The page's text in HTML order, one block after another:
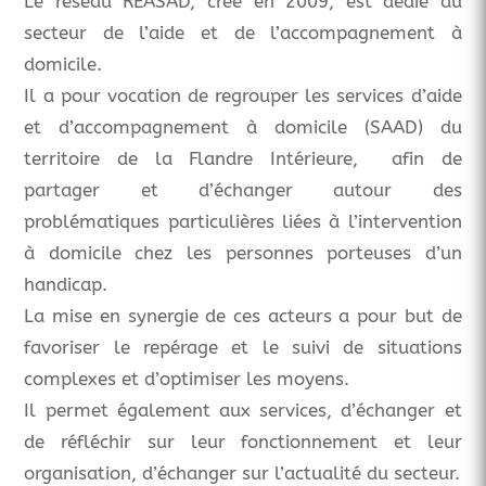
secteur de l’aide et de l’accompagnement à
domicile.
Il a pour vocation de regrouper les services d’aide
et d’accompagnement à domicile (SAAD) du
territoire de la Flandre Intérieure, afin de
partager et d’échanger autour des
problématiques particulières liées à l’intervention
à domicile chez les personnes porteuses d’un
handicap.
La mise en synergie de ces acteurs a pour but de
favoriser le repérage et le suivi de situations
complexes et d’optimiser les moyens.
Il permet également aux services, d’échanger et
de réfléchir sur leur fonctionnement et leur
organisation, d’échanger sur l’actualité du secteur.